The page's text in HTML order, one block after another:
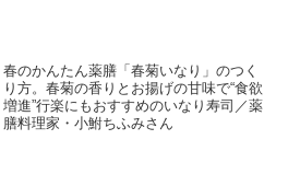
春のかんたん薬膳「春菊いなり」のつく
り方。春菊の香りとお揚げの甘味で“食欲
増進”行楽にもおすすめのいなり寿司／薬
膳料理家・小鮒ちふみさん